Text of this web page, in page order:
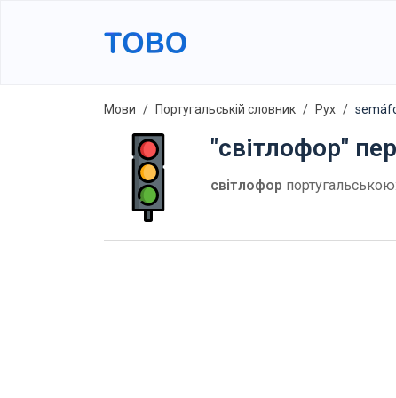
Мови Португальській словник Рух
"світлофор"
світлофор португальською: